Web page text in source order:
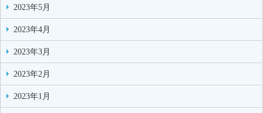
2023年5月
2023年4月
2023年3月
2023年2月
2023年1月